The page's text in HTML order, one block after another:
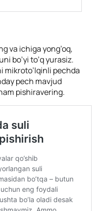
va ichiga yong’oq,
bo’yi to’q yurasiz.
mikroto’lqinli pechda
pech mavjud
pishiravering.